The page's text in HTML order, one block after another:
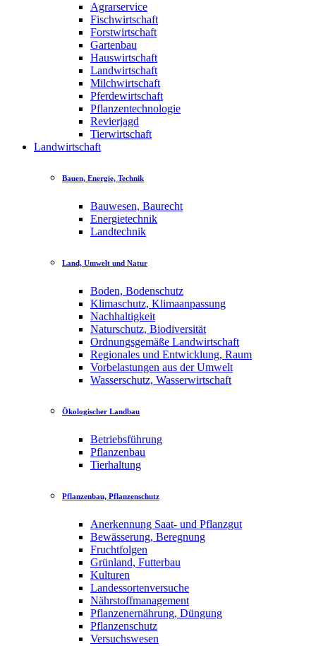
Agrarservice
Fischwirtschaft
Forstwirtschaft
Gartenbau
Hauswirtschaft
Landwirtschaft
Milchwirtschaft
Pferdewirtschaft
Pflanzentechnologie
Revierjagd
Tierwirtschaft
Landwirtschaft
Bauen, Energie, Technik
Bauwesen, Baurecht
Energietechnik
Landtechnik
Land, Umwelt und Natur
Boden, Bodenschutz
Klimaschutz, Klimaanpassung
Nachhaltigkeit
Naturschutz, Biodiversität
Ordnungsgemäße Landwirtschaft
Regionales und Entwicklung, Raum
Vorbelastungen aus der Umwelt
Wasserschutz, Wasserwirtschaft
Ökologischer Landbau
Betriebsführung
Pflanzenbau
Tierhaltung
Pflanzenbau, Pflanzenschutz
Anerkennung Saat- und Pflanzgut
Bewässerung, Beregnung
Fruchtfolgen
Grünland, Futterbau
Kulturen
Landessortenversuche
Nährstoffmanagement
Pflanzenernährung, Düngung
Pflanzenschutz
Versuchswesen